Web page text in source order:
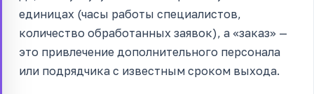
единицах (часы работы специалистов,
количество обработанных заявок), а «заказ» —
это привлечение дополнительного персонала
или подрядчика с известным сроком выхода.